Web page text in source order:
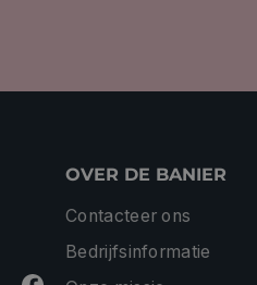
OVER DE BANIER
Contacteer ons
Bedrijfsinformatie